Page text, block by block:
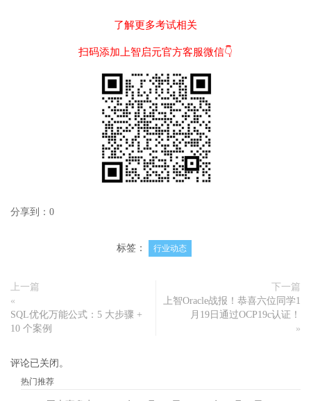
了解更多考试相关
扫码添加上智启元官方客服微信👇
分享到： 0
标签： 行业动态
上一篇
«
SQL优化万能公式：5 大步骤 +
10 个案例
下一篇
上智Oracle战报！恭喜六位同学1
月19日通过OCP19c认证！
»
评论已关闭。
热门推荐